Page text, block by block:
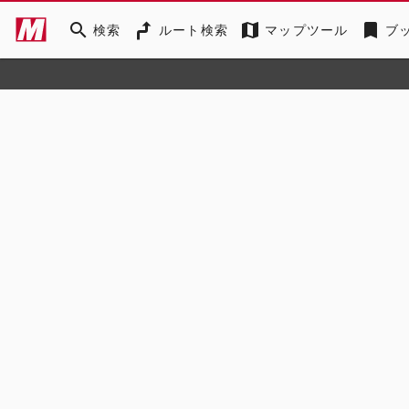
search 検索 ルート検索 map マップツール bookmark ブ